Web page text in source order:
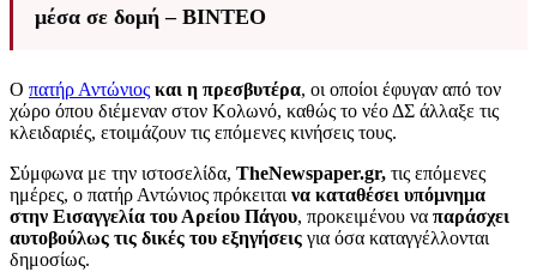
μέσα σε δομή – ΒΙΝΤΕΟ
Ο πατήρ Αντώνιος και η πρεσβυτέρα, οι οποίοι έφυγαν από τον
χώρο όπου διέμεναν στον Κολωνό, καθώς το νέο ΔΣ άλλαξε τις
κλειδαριές, ετοιμάζουν τις επόμενες κινήσεις τους.
Σύμφωνα με την ιστοσελίδα, TheNewspaper.gr, τις επόμενες
ημέρες, ο πατήρ Αντώνιος πρόκειται να καταθέσει υπόμνημα
στην Εισαγγελία του Αρείου Πάγου, προκειμένου να παράσχει
αυτοβούλως τις δικές του εξηγήσεις για όσα καταγγέλλονται
δημοσίως.